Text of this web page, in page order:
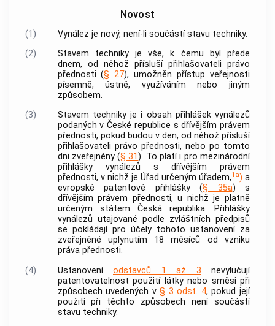
Novost
(1)
Vynález je nový, není-li součástí stavu techniky.
(2)
Stavem techniky je vše, k čemu byl přede
dnem, od něhož přísluší přihlašovateli právo
přednosti (§ 27), umožněn přístup veřejnosti
písemně, ústně, využíváním nebo jiným
způsobem.
(3)
Stavem techniky je i obsah přihlášek vynálezů
podaných v České republice s dřívějším právem
přednosti, pokud budou v den, od něhož přísluší
přihlašovateli právo přednosti, nebo po tomto
dni zveřejněny (§ 31 ). To platí i pro mezinárodní
přihlášky vynálezů s dřívějším právem
přednosti, v nichž je Úřad určeným úřadem,1a) a
evropské patentové přihlášky (§ 35a) s
dřívějším právem přednosti, u nichž je platně
určeným státem Česká republika. Přihlášky
vynálezů utajované podle zvláštních předpisů
se pokládají pro účely tohoto ustanovení za
zveřejněné uplynutím 18 měsíců od vzniku
práva přednosti.
(4)
Ustanovení odstavců 1 až 3 nevylučují
patentovatelnost použití látky nebo směsi při
způsobech uvedených v§ 3 odst. 4, pokud její
použití při těchto způsobech není součástí
stavu techniky.